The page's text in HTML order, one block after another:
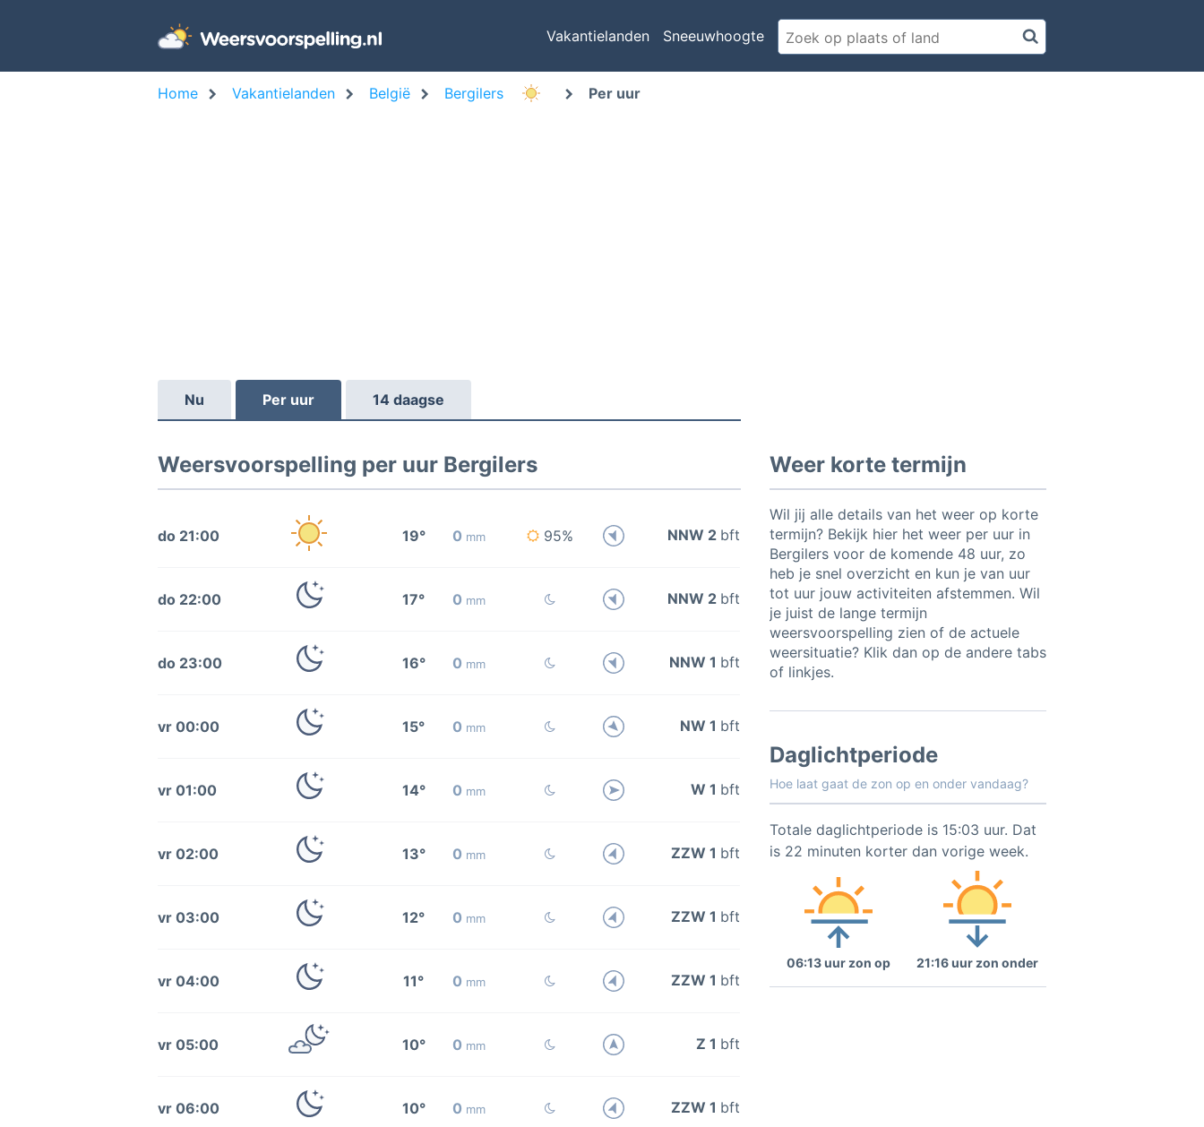
Vakantielanden Sneeuwhoogte
Home Vakantielanden België Bergilers Per uur
Nu Per uur 14 daagse
Weersvoorspelling per uur Bergilers
do 21:00 19° 0 mm 95% NNW 2 bft
do 22:00 17° 0 mm NNW 2 bft
do 23:00 16° 0 mm NNW 1 bft
vr 00:00 15° 0 mm NW 1 bft
vr 01:00 14° 0 mm W 1 bft
vr 02:00 13° 0 mm ZZW 1 bft
vr 03:00 12° 0 mm ZZW 1 bft
vr 04:00 11° 0 mm ZZW 1 bft
vr 05:00 10° 0 mm Z 1 bft
vr 06:00 10° 0 mm ZZW 1 bft
Weer korte termijn
Wil jij alle details van het weer op korte
termijn? Bekijk hier het weer per uur in
Bergilers voor de komende 48 uur, zo
heb je snel overzicht en kun je van uur
tot uur jouw activiteiten afstemmen. Wil
je juist de lange termijn
weersvoorspelling zien of de actuele
weersituatie? Klik dan op de andere tabs
of linkjes.
Daglichtperiode
Hoe laat gaat de zon op en onder vandaag?
Totale daglichtperiode is 15:03 uur. Dat
is 22 minuten korter dan vorige week.
06:13 uur zon op 21:16 uur zon onder